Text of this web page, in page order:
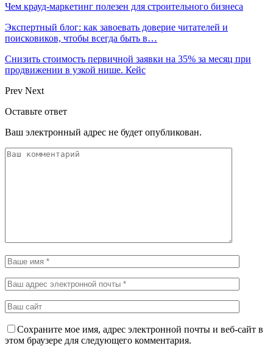
Чем крауд-маркетинг полезен для строительного бизнеса
Экспертный блог: как завоевать доверие читателей и
поисковиков, чтобы всегда быть в…
Снизить стоимость первичной заявки на 35% за месяц при
продвижении в узкой нише. Кейс
Prev Next
Оставьте ответ
Ваш электронный адрес не будет опубликован.
Сохраните мое имя, адрес электронной почты и веб-сайт в
этом браузере для следующего комментария.